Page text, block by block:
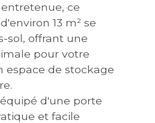
ce
13 m² se
sol, offrant une
pour votre
espace de stockage
d'une porte
et facile